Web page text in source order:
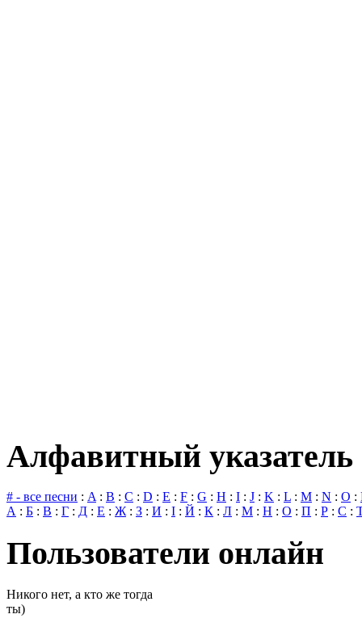
Алфавитный указатель
# - все песни : A: B : C : D : E : F : G : H : I : J : K : L : M : N : O :
А : Б : В : Г : Д : Е : Ж: З : И : І : Й : К : Л : М : Н : О : П : Р : С :
Пользователи онлайн
Никого нет, а кто же тогда
ты)